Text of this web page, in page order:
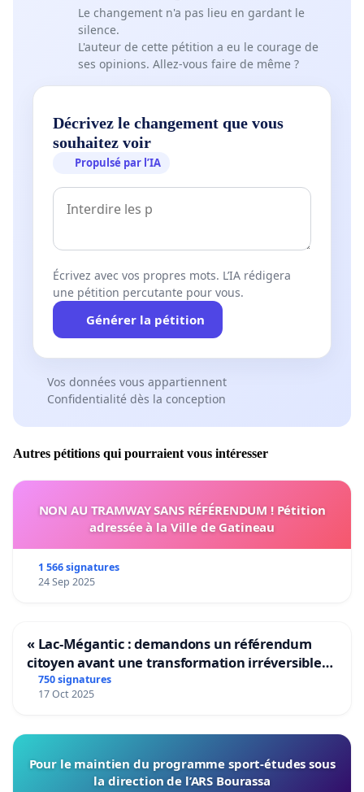
Le changement n'a pas lieu en gardant le
silence.
L'auteur de cette pétition a eu le courage de
ses opinions. Allez-vous faire de même ?
Décrivez le changement que vous
souhaitez voir
Propulsé par l’IA
Écrivez avec vos propres mots. L’IA rédigera
une pétition percutante pour vous.
Générer la pétition
Vos données vous appartiennent
Confidentialité dès la conception
Autres pétitions qui pourraient vous intéresser
NON AU TRAMWAY SANS RÉFÉRENDUM ! Pétition
adressée à la Ville de Gatineau
1 566 signatures
24 Sep 2025
« Lac-Mégantic : demandons un référendum
citoyen avant une transformation irréversible
de notre territoire »
750 signatures
17 Oct 2025
Pour le maintien du programme sport-études sous
la direction de l’ARS Bourassa